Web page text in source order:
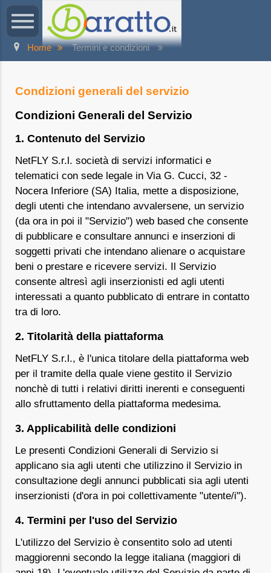
Home Termini e condizioni
Condizioni generali del servizio
Condizioni Generali del Servizio
1. Contenuto del Servizio
NetFLY S.r.l. società di servizi informatici e
telematici con sede legale in Via G. Cucci, 32 -
Nocera Inferiore (SA) Italia, mette a disposizione,
degli utenti che intendano avvalersene, un servizio
(da ora in poi il "Servizio") web based che consente
di pubblicare e consultare annunci e inserzioni di
soggetti privati che intendano alienare o acquistare
beni o prestare e ricevere servizi. Il Servizio
consente altresì agli inserzionisti ed agli utenti
interessati a quanto pubblicato di entrare in contatto
tra di loro.
2. Titolarità della piattaforma
NetFLY S.r.l., è l'unica titolare della piattaforma web
per il tramite della quale viene gestito il Servizio
nonchè di tutti i relativi diritti inerenti e conseguenti
allo sfruttamento della piattaforma medesima.
3. Applicabilità delle condizioni
Le presenti Condizioni Generali di Servizio si
applicano sia agli utenti che utilizzino il Servizio in
consultazione degli annunci pubblicati sia agli utenti
inserzionisti (d'ora in poi collettivamente "utente/i").
4. Termini per l'uso del Servizio
L'utilizzo del Servizio è consentito solo ad utenti
maggiorenni secondo la legge italiana (maggiori di